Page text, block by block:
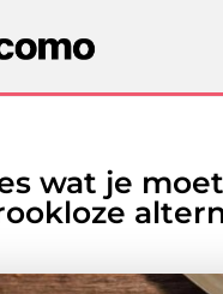
wat je